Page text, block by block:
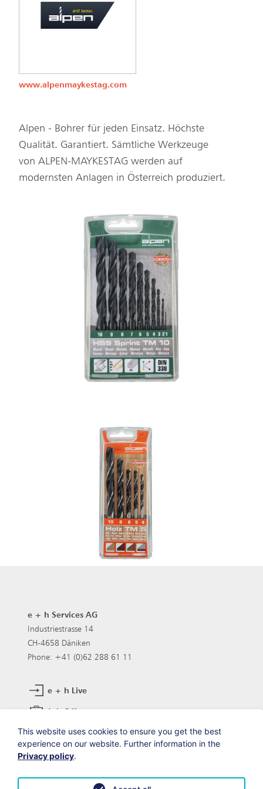
www.alpenmaykestag.com
Alpen - Bohrer für jeden Einsatz. Höchste
Qualität. Garantiert. Sämtliche Werkzeuge
von ALPEN-MAYKESTAG werden auf
modernsten Anlagen in Österreich produziert.
e + h Services AG
Industriestrasse 14
CH-4658 Däniken
Phone: +41 (0)62 288 61 11
e + h Live
Job Offers
Visit us at
This website uses cookies to ensure you get the best
experience on our website. Further information in the
Privacy policy.